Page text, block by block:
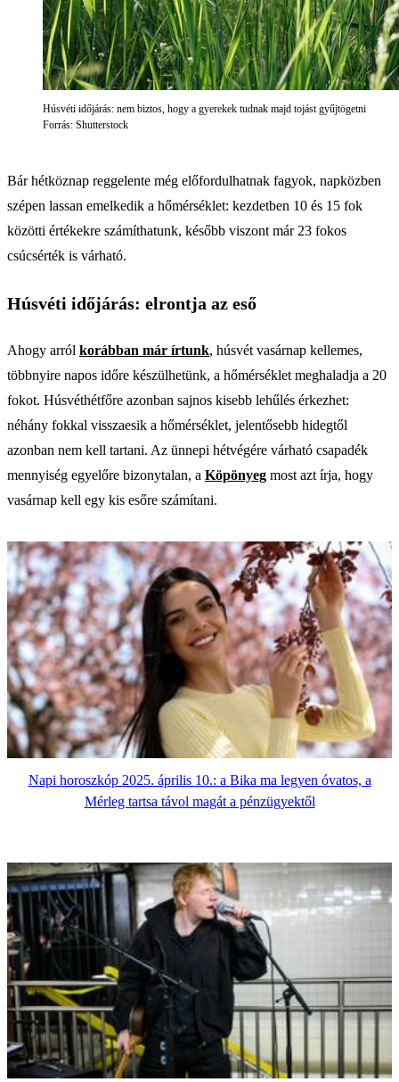
Húsvéti időjárás: nem biztos, hogy a gyerekek tudnak majd tojást gyűjtögetni
Forrás: Shutterstock
Bár hétköznap reggelente még előfordulhatnak fagyok, napközben
szépen lassan emelkedik a hőmérséklet: kezdetben 10 és 15 fok
közötti értékekre számíthatunk, később viszont már 23 fokos
csúcsérték is várható.
Húsvéti időjárás: elrontja az eső
Ahogy arról korábban már írtunk, húsvét vasárnap kellemes,
többnyire napos időre készülhetünk, a hőmérséklet meghaladja a 20
fokot. Húsvéthétfőre azonban sajnos kisebb lehűlés érkezhet:
néhány fokkal visszaesik a hőmérséklet, jelentősebb hidegtől
azonban nem kell tartani. Az ünnepi hétvégére várható csapadék
mennyiség egyelőre bizonytalan, a Köpönyeg most azt írja, hogy
vasárnap kell egy kis esőre számítani.
Napi horoszkóp 2025. április 10.: a Bika ma legyen óvatos, a
Mérleg tartsa távol magát a pénzügyektől